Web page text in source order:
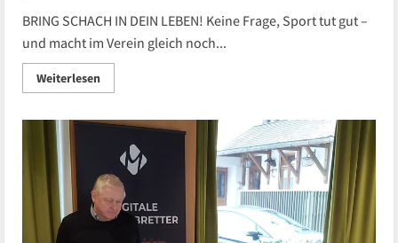
BRING SCHACH IN DEIN LEBEN! Keine Frage, Sport tut gut –
und macht im Verein gleich noch...
WeiterlesenRead
more
Vereinsscheck
Neumitglied
Ab
in
den
Schachclub!